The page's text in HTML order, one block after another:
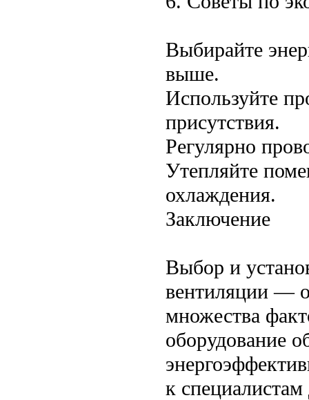
Выбирайте
выше.
Используйте
присутствия.
Регулярно
Утепляйте
охлаждения.
Заключение
Выбор и
вентиляции —
множества
оборудование
к